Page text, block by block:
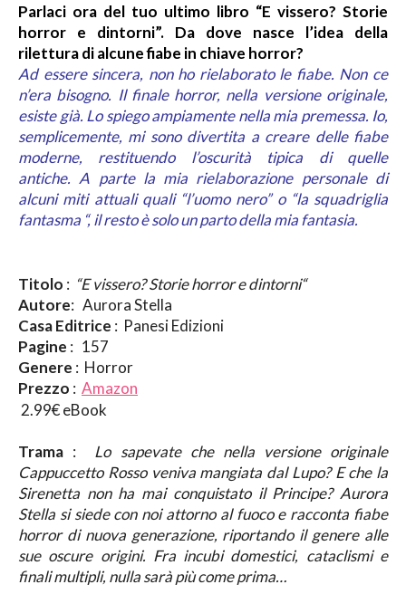
Parlaci ora del tuo ultimo libro “E vissero? Storie
horror e dintorni”. Da dove nasce l’idea della
rilettura di alcune fiabe in chiave horror?
Ad essere sincera, non ho rielaborato le fiabe. Non ce
n’era bisogno. Il finale horror, nella versione originale,
esiste già. Lo spiego ampiamente nella mia premessa. Io,
semplicemente, mi sono divertita a creare delle fiabe
moderne, restituendo l’oscurità tipica di quelle
antiche. A parte la mia rielaborazione personale di
alcuni miti attuali quali “l’uomo nero” o “la squadriglia
fantasma “, il resto è solo un parto della mia fantasia.
Titolo : “E vissero? Storie horror e dintorni“
Autore: Aurora Stella
Casa Editrice : Panesi Edizioni
Pagine : 157
Genere : Horror
Prezzo : Amazon
2.99€ eBook
Trama : Lo sapevate che nella versione originale
Cappuccetto Rosso veniva mangiata dal Lupo? E che la
Sirenetta non ha mai conquistato il Principe? Aurora
Stella si siede con noi attorno al fuoco e racconta fiabe
horror di nuova generazione, riportando il genere alle
sue oscure origini. Fra incubi domestici, cataclismi e
finali multipli, nulla sarà più come prima…